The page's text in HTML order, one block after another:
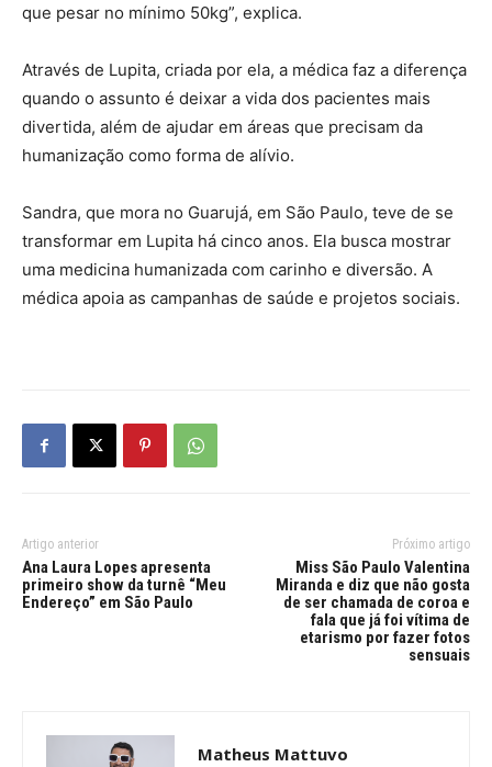
que pesar no mínimo 50kg”, explica.
Através de Lupita, criada por ela, a médica faz a diferença
quando o assunto é deixar a vida dos pacientes mais
divertida, além de ajudar em áreas que precisam da
humanização como forma de alívio.
Sandra, que mora no Guarujá, em São Paulo, teve de se
transformar em Lupita há cinco anos. Ela busca mostrar
uma medicina humanizada com carinho e diversão. A
médica apoia as campanhas de saúde e projetos sociais.
Artigo anterior
Ana Laura Lopes apresenta
primeiro show da turnê “Meu
Endereço” em São Paulo
Próximo artigo
Miss São Paulo Valentina
Miranda e diz que não gosta
de ser chamada de coroa e
fala que já foi vítima de
etarismo por fazer fotos
sensuais
Matheus Mattuvo